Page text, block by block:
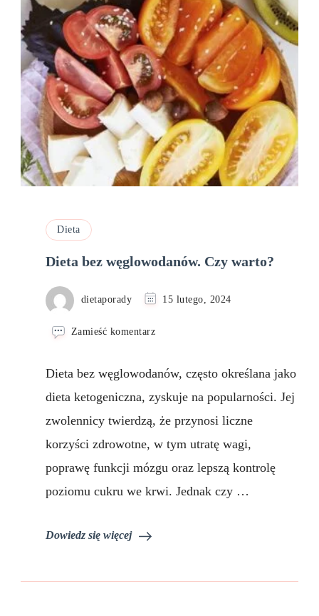
Dieta
Dieta bez węglowodanów. Czy warto?
dietaporady 15 lutego, 2024
Zamieść komentarzwe
bez
węglowodanów.
Czy
warto?
Dieta bez węglowodanów, często określana jako
dieta ketogeniczna, zyskuje na popularności. Jej
zwolennicy twierdzą, że przynosi liczne
korzyści zdrowotne, w tym utratę wagi,
poprawę funkcji mózgu oraz lepszą kontrolę
poziomu cukru we krwi. Jednak czy …
Dowiedz się więcej